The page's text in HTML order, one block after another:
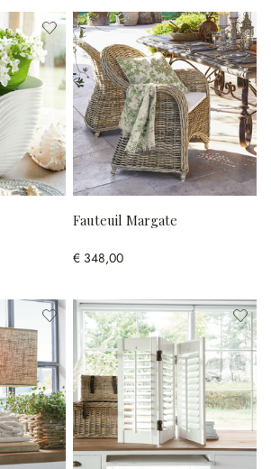
Fauteuil Margate
€ 348,00